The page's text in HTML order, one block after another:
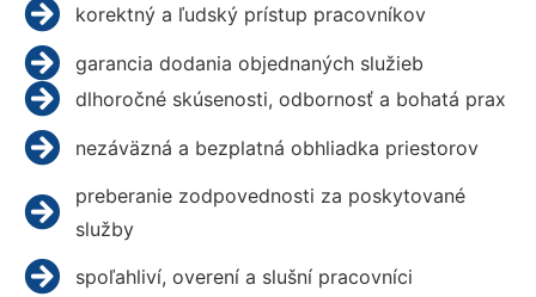
korektný a ľudský prístup pracovníkov
garancia dodania objednaných služieb
dlhoročné skúsenosti, odbornosť a bohatá prax
nezáväzná a bezplatná obhliadka priestorov
preberanie zodpovednosti za poskytované
služby
spoľahliví, overení a slušní pracovníci